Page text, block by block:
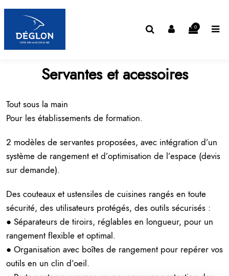
0
Servantes et acessoires
Tout sous la main
Pour les établissements de formation.
2 modèles de servantes proposées, avec intégration d’un
système de rangement et d’optimisation de l’espace (devis
sur demande).
Des couteaux et ustensiles de cuisines rangés en toute
sécurité, des utilisateurs protégés, des outils sécurisés :
● Séparateurs de tiroirs, réglables en longueur, pour un
rangement flexible et optimal.
● Organisation avec boîtes de rangement pour repérer vos
outils en un clin d’oeil.